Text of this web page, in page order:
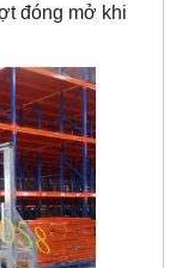
đóng mở khi